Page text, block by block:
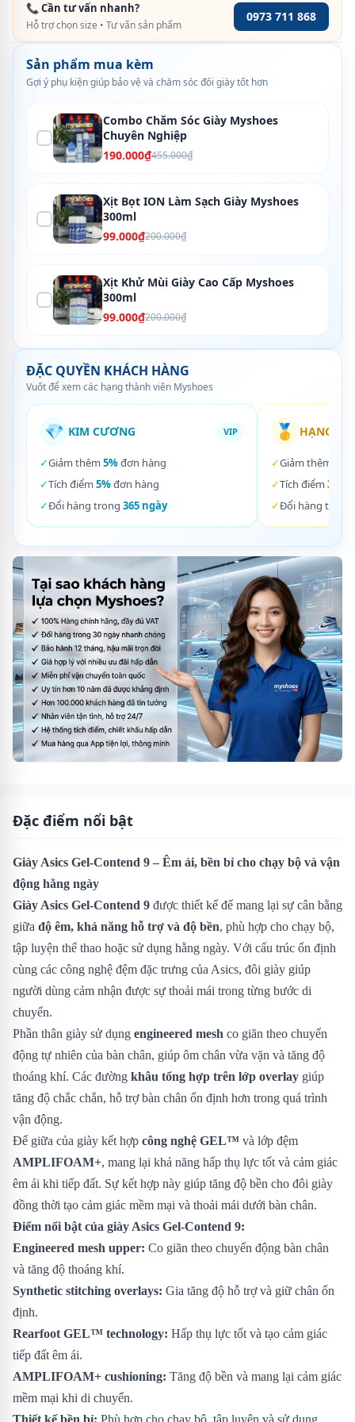
📞 Cần tư vấn nhanh?
Hỗ trợ chọn size • Tư vấn sản phẩm
0973 711 868
Sản phẩm mua kèm
Gợi ý phụ kiện giúp bảo vệ và chăm sóc đôi giày tốt hơn
Combo Chăm Sóc Giày Myshoes
Chuyên Nghiệp
190.000₫455.000₫
Xịt Bọt ION Làm Sạch Giày Myshoes
300ml
99.000₫200.000₫
Xịt Khử Mùi Giày Cao Cấp Myshoes
300ml
99.000₫200.000₫
ĐẶC QUYỀN KHÁCH HÀNG
Vuốt để xem các hạng thành viên Myshoes
💎 KIM CƯƠNG VIP
✓Giảm thêm 5%đơn hàng
✓Tích điểm 5%đơn hàng
✓Đổi hàng trong 365 ngày
🥇 HẠNG
✓Giảm thêm
✓Tích điểm 3%
✓Đổi hàng trong
Đặc điểm nổi bật
Giày Asics Gel-Contend 9 – Êm ái, bền bỉ cho chạy bộ và vận
động hằng ngày
Giày Asics Gel-Contend 9 được thiết kế để mang lại sự cân bằng
giữa độ êm, khả năng hỗ trợ và độ bền, phù hợp cho chạy bộ,
tập luyện thể thao hoặc sử dụng hằng ngày. Với cấu trúc ổn định
cùng các công nghệ đệm đặc trưng của Asics, đôi giày giúp
người dùng cảm nhận được sự thoải mái trong từng bước di
chuyển.
Phần thân giày sử dụng engineered mesh co giãn theo chuyển
động tự nhiên của bàn chân, giúp ôm chân vừa vặn và tăng độ
thoáng khí. Các đường khâu tổng hợp trên lớp overlay giúp
tăng độ chắc chắn, hỗ trợ bàn chân ổn định hơn trong quá trình
vận động.
Đế giữa của giày kết hợp công nghệ GEL™ và lớp đệm
AMPLIFOAM+, mang lại khả năng hấp thụ lực tốt và cảm giác
êm ái khi tiếp đất. Sự kết hợp này giúp tăng độ bền cho đôi giày
đồng thời tạo cảm giác mềm mại và thoải mái dưới bàn chân.
Điểm nổi bật của giày Asics Gel-Contend 9:
Engineered mesh upper: Co giãn theo chuyển động bàn chân
và tăng độ thoáng khí.
Synthetic stitching overlays: Gia tăng độ hỗ trợ và giữ chân ổn
định.
Rearfoot GEL™ technology: Hấp thụ lực tốt và tạo cảm giác
tiếp đất êm ái.
AMPLIFOAM+ cushioning: Tăng độ bền và mang lại cảm giác
mềm mại khi di chuyển.
Thiết kế bền bỉ: Phù hợp cho chạy bộ, tập luyện và sử dụng